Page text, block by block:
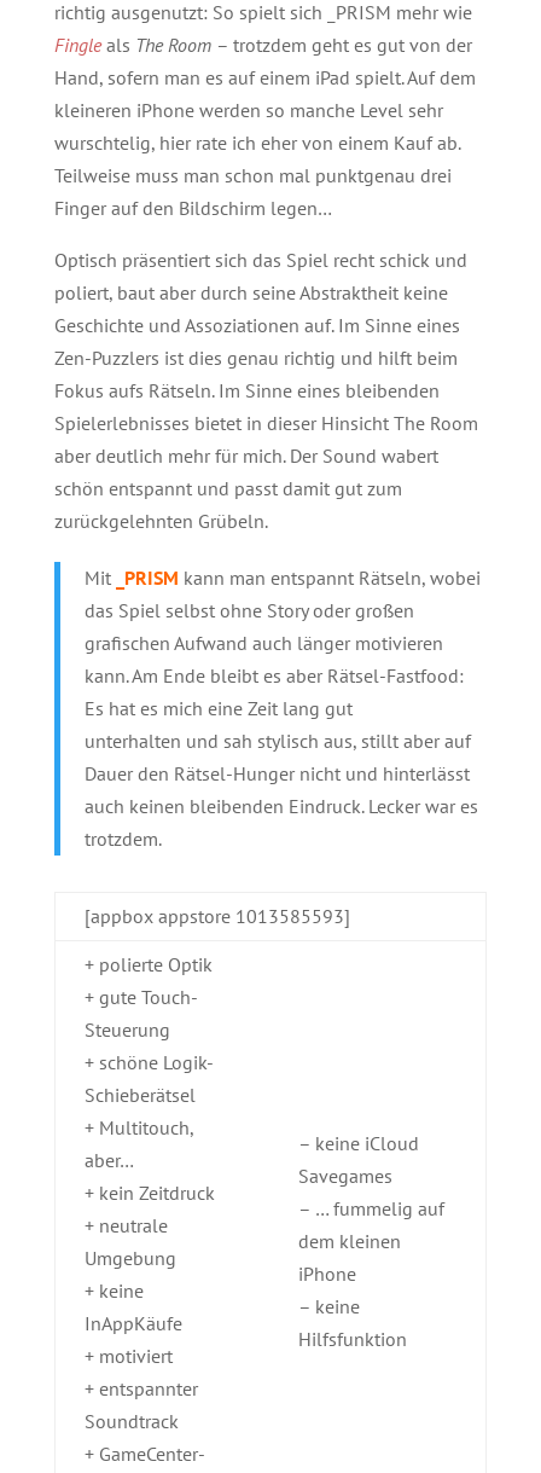
richtig ausgenutzt: So spielt sich _PRISM mehr wie
Fingleals The Room – trotzdem geht es gut von der
Hand, sofern man es auf einem iPad spielt. Auf dem
kleineren iPhone werden so manche Level sehr
wurschtelig, hier rate ich eher von einem Kauf ab.
Teilweise muss man schon mal punktgenau drei
Finger auf den Bildschirm legen…
Optisch präsentiert sich das Spiel recht schick und
poliert, baut aber durch seine Abstraktheit keine
Geschichte und Assoziationen auf. Im Sinne eines
Zen-Puzzlers ist dies genau richtig und hilft beim
Fokus aufs Rätseln. Im Sinne eines bleibenden
Spielerlebnisses bietet in dieser Hinsicht The Room
aber deutlich mehr für mich. Der Sound wabert
schön entspannt und passt damit gut zum
zurückgelehnten Grübeln.
Mit_PRISM kann man entspannt Rätseln, wobei
das Spiel selbst ohne Story oder großen
grafischen Aufwand auch länger motivieren
kann. Am Ende bleibt es aber Rätsel-Fastfood:
Es hat es mich eine Zeit lang gut
unterhalten und sah stylisch aus, stillt aber auf
Dauer den Rätsel-Hunger nicht und hinterlässt
auch keinen bleibenden Eindruck. Lecker war es
trotzdem.
[appbox appstore 1013585593]
+ polierte Optik
+ gute Touch-
Steuerung
+ schöne Logik-
Schieberätsel
+ Multitouch,
aber…
+ kein Zeitdruck
+ neutrale
Umgebung
+ keine
InAppKäufe
+ motiviert
+ entspannter
Soundtrack
+ GameCenter-
– keine iCloud
Savegames
– … fummelig auf
dem kleinen
iPhone
– keine
Hilfsfunktion